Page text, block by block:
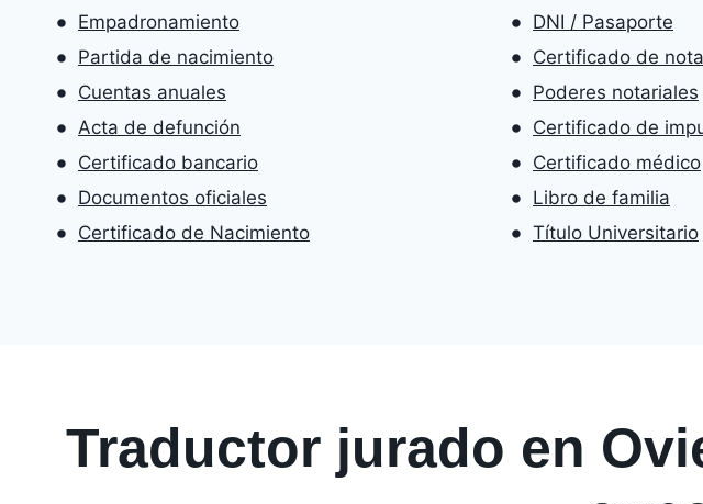
Empadronamiento
DNI / Pasaporte
Partida de nacimiento
Certificado de
Cuentas anuales
Poderes notariales
Acta de defunción
Certificado de
Certificado bancario
Certificado médico
Documentos oficiales
Libro de familia
Certificado de Nacimiento
Título Universitario
Traductor jurado en